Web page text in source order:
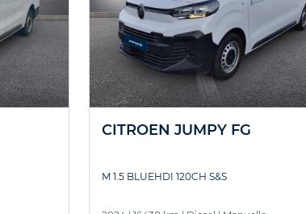
CITROEN JUMPY FG
M 1.5 BLUEHDI 120CH S&S